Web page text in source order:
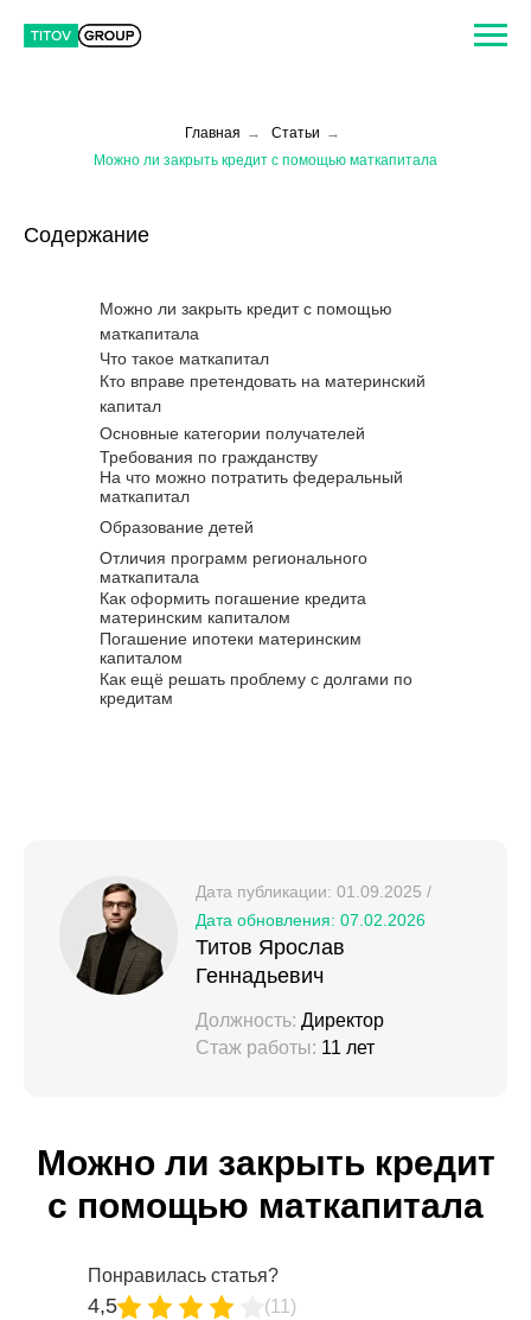
Главная → Статьи →
Можно ли закрыть кредит с помощью маткапитала
Содержание
Можно ли закрыть кредит с помощью
маткапитала
Что такое маткапитал
Кто вправе претендовать на материнский
капитал
Основные категории получателей
Требования по гражданству
На что можно потратить федеральный
маткапитал
Образование детей
Отличия программ регионального
маткапитала
Как оформить погашение кредита
материнским капиталом
Погашение ипотеки материнским
капиталом
Как ещё решать проблему с долгами по
кредитам
Дата публикации: 01.09.2025 /
Дата обновления: 07.02.2026
Титов Ярослав
Геннадьевич
Должность: Директор
Стаж работы: 11 лет
Можно ли закрыть кредит
с помощью маткапитала
Понравилась статья?
4,5 (11)